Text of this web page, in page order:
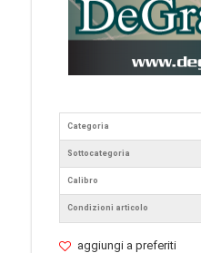
Categoria
Sottocategoria
Calibro
Condizioni articolo
aggiungi a preferiti